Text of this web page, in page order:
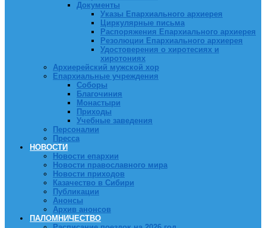
Документы
Указы Епархиального архиерея
Циркулярные письма
Распоряжения Епархиального архиерея
Резолюции Епархиального архиерея
Удостоверения о хиротесиях и
хиротониях
Архиерейский мужской хор
Епархиальные учреждения
Соборы
Благочиния
Монастыри
Приходы
Учебные заведения
Персоналии
Пресса
НОВОСТИ
Новости епархии
Новости православного мира
Новости приходов
Казачество в Сибири
Публикации
Анонсы
Архив анонсов
ПАЛОМНИЧЕСТВО